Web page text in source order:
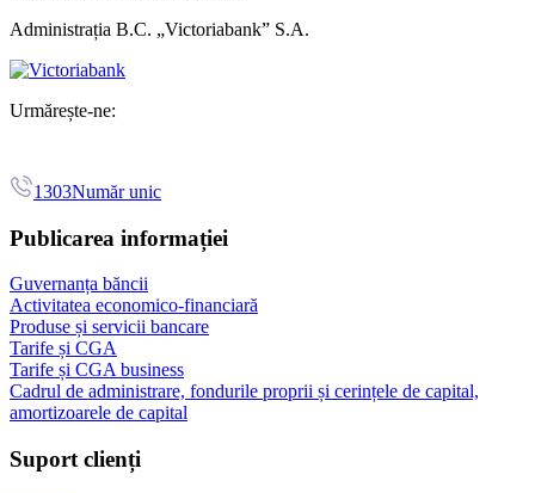
Administrația B.C. „Victoriabank” S.A.
Urmărește-ne:
1303Număr unic
Publicarea informației
Guvernanța băncii
Activitatea economico-financiară
Produse și servicii bancare
Tarife și CGA
Tarife și CGA business
Cadrul de administrare, fondurile proprii și cerințele de capital,
amortizoarele de capital
Suport clienți